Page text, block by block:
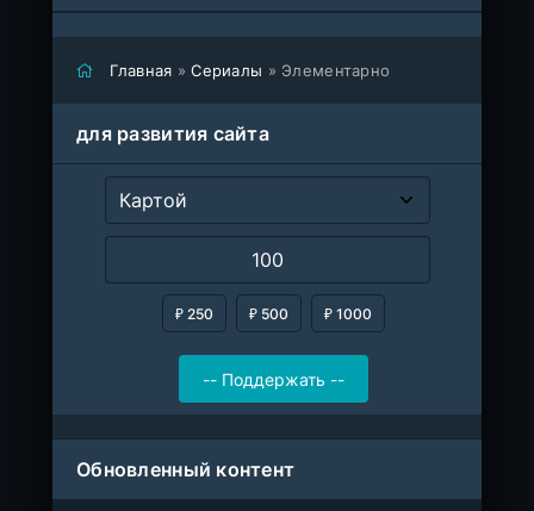
Главная »Сериалы » Элементарно
для развития сайта
₽ 250 ₽ 500 ₽ 1000
Обновленный контент